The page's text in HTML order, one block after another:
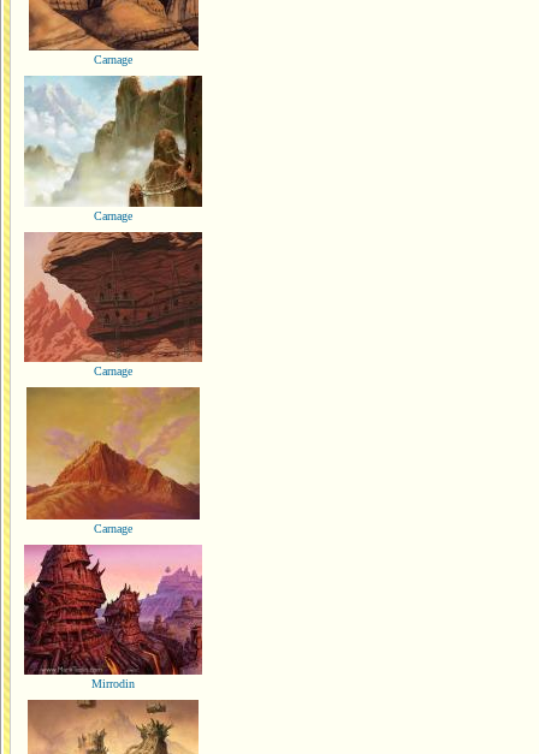
Carnage
Carnage
Carnage
Carnage
Mirrodin